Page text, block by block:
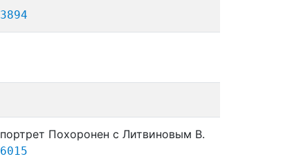
3894
портрет Похоронен с Литвиновым В.
6015